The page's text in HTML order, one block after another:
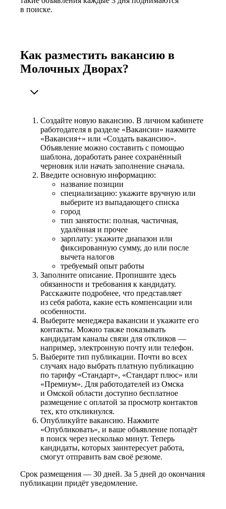
в поиске.
Как разместить вакансию в
Молочных Дворах?
Создайте новую вакансию. В личном кабинете
работодателя в разделе «Вакансии» нажмите
«Вакансия+» или «Создать вакансию».
Объявление можно составить с помощью
шаблона, доработать ранее сохранённый
черновик или начать заполнение сначала.
Введите основную информацию:
название позиции
специализацию: укажите вручную или
выберите из выпадающего списка
город
тип занятости: полная, частичная,
удалённая и прочее
зарплату: укажите диапазон или
фиксированную сумму, до или после
вычета налогов
требуемый опыт работы
Заполните описание. Пропишите здесь
обязанности и требования к кандидату.
Расскажите подробнее, что представляет
из себя работа, какие есть компенсации или
особенности.
Выберите менеджера вакансии и укажите его
контакты. Можно также показывать
кандидатам каналы связи для откликов —
например, электронную почту или телефон.
Выберите тип публикации. Почти во всех
случаях надо выбрать платную публикацию
по тарифу «Стандарт», «Стандарт плюс» или
«Премиум». Для работодателей из Омска
и Омской области доступно бесплатное
размещение с оплатой за просмотр контактов
тех, кто откликнулся.
Опубликуйте вакансию. Нажмите
«Опубликовать», и ваше объявление попадёт
в поиск через несколько минут. Теперь
кандидаты, которых заинтересует работа,
смогут отправить вам своё резюме.
Срок размещения — 30 дней. За 5 дней до окончания
публикации придёт уведомление.